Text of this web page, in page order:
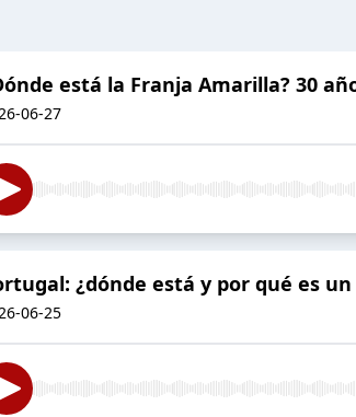
está la Franja Amarilla? 30
06-27
¿dónde está y por qué es
06-25